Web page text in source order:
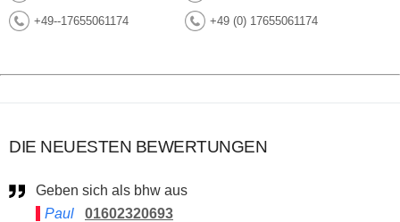
+49--17655061174 +49 (0) 17655061174
DIE NEUESTEN BEWERTUNGEN
Geben sich als bhw aus
Paul
01602320693